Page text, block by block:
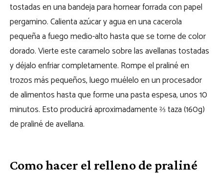
tostadas en una bandeja para hornear forrada con papel
pergamino. Calienta azúcar y agua en una cacerola
pequeña a fuego medio-alto hasta que se torne de color
dorado. Vierte este caramelo sobre las avellanas tostadas
y déjalo enfriar completamente. Rompe el praliné en
trozos más pequeños, luego muélelo en un procesador
de alimentos hasta que forme una pasta espesa, unos 10
minutos. Esto producirá aproximadamente ⅔ taza (160g)
de praliné de avellana.
Como hacer el relleno de praliné